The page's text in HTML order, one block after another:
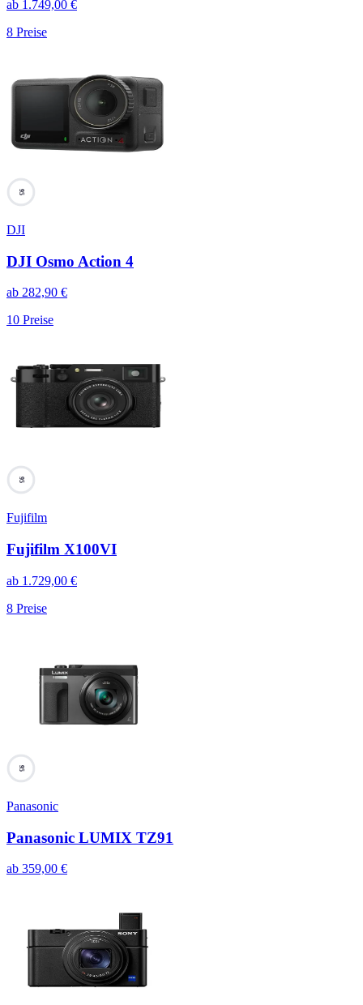
ab 1.749,00 €
8 Preise
95
DJI
DJI Osmo Action 4
ab 282,90 €
10 Preise
95
Fujifilm
Fujifilm X100VI
ab 1.729,00 €
8 Preise
95
Panasonic
Panasonic LUMIX TZ91
ab 359,00 €